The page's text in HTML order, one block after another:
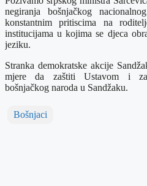
negiranja bošnjačkog
konstantnim pritiscima na
institucijama u kojima se djeca
jeziku.
Stranka demokratske akcije
mjere da zaštiti Ustavom i
bošnjačkog naroda u Sandžaku.
Bošnjaci